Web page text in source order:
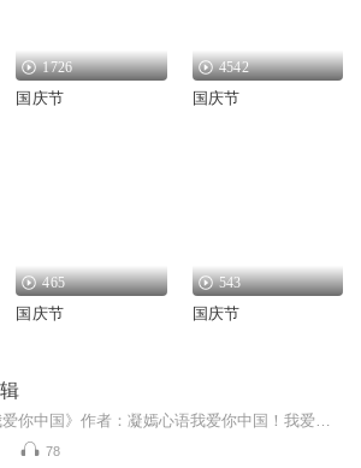
1726
国庆节
4542
国庆节
465
国庆节
543
国庆节
78